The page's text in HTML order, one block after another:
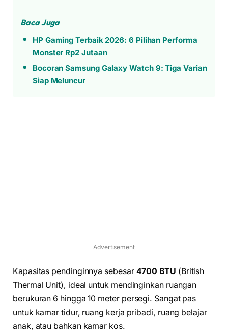
Baca Juga
HP Gaming Terbaik 2026: 6 Pilihan Performa
Monster Rp2 Jutaan
Bocoran Samsung Galaxy Watch 9: Tiga Varian
Siap Meluncur
Advertisement
Kapasitas pendinginnya sebesar 4700 BTU (British
Thermal Unit), ideal untuk mendinginkan ruangan
berukuran 6 hingga 10 meter persegi. Sangat pas
untuk kamar tidur, ruang kerja pribadi, ruang belajar
anak, atau bahkan kamar kos.